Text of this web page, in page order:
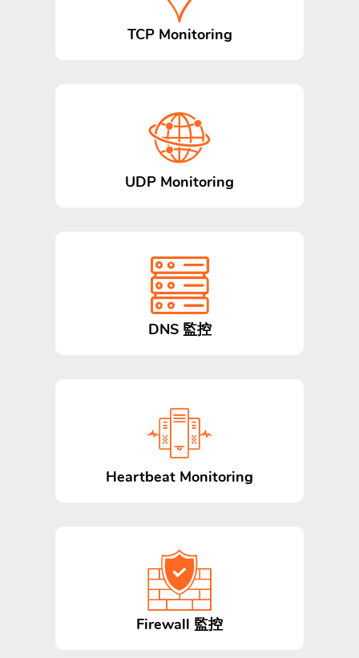
TCP Monitoring
UDP Monitoring
DNS 監控
Heartbeat Monitoring
Firewall 監控